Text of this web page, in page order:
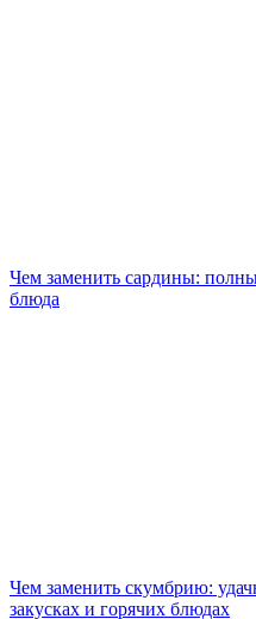
Чем заменить сардины:
блюда
Чем заменить скумбрию:
закусках и горячих блюдах